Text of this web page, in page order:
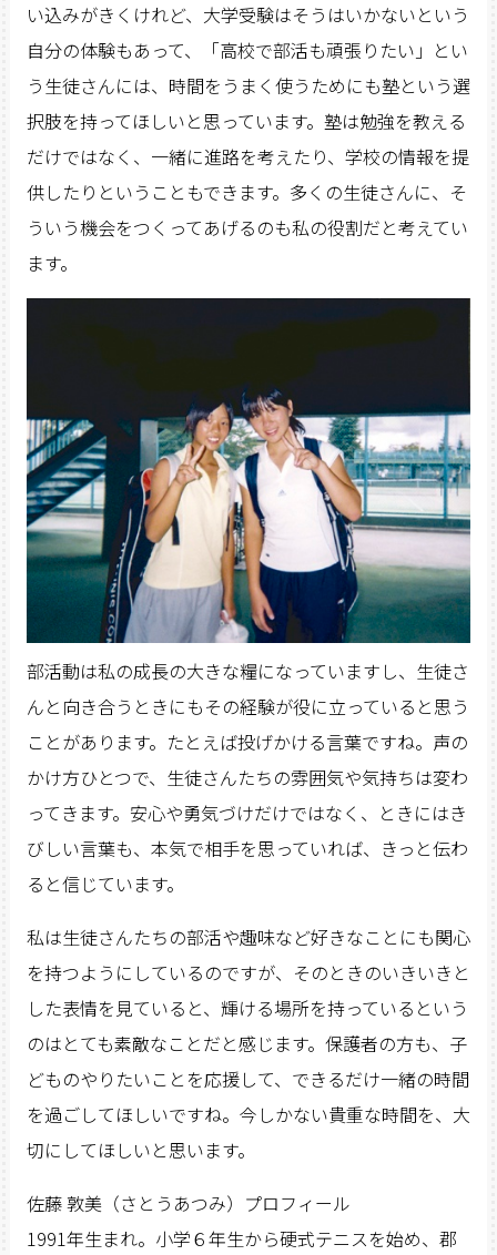
い込みがきくけれど、大学受験はそうはいかないという
自分の体験もあって、「高校で部活も頑張りたい」とい
う生徒さんには、時間をうまく使うためにも塾という選
択肢を持ってほしいと思っています。塾は勉強を教える
だけではなく、一緒に進路を考えたり、学校の情報を提
供したりということもできます。多くの生徒さんに、そ
ういう機会をつくってあげるのも私の役割だと考えてい
ます。
部活動は私の成長の大きな糧になっていますし、生徒さ
んと向き合うときにもその経験が役に立っていると思う
ことがあります。たとえば投げかける言葉ですね。声の
かけ方ひとつで、生徒さんたちの雰囲気や気持ちは変わ
ってきます。安心や勇気づけだけではなく、ときにはき
びしい言葉も、本気で相手を思っていれば、きっと伝わ
ると信じています。
私は生徒さんたちの部活や趣味など好きなことにも関心
を持つようにしているのですが、そのときのいきいきと
した表情を見ていると、輝ける場所を持っているという
のはとても素敵なことだと感じます。保護者の方も、子
どものやりたいことを応援して、できるだけ一緒の時間
を過ごしてほしいですね。今しかない貴重な時間を、大
切にしてほしいと思います。
佐藤 敦美（さとうあつみ）プロフィール
1991年生まれ。小学６年生から硬式テニスを始め、郡